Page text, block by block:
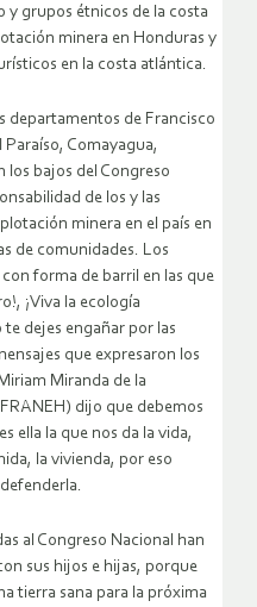
y grupos étnicos de la costa
minera en Honduras y
en la costa atlántica.
departamentos de Francisco
Comayagua,
los bajos del Congreso
de los y las
minera en el país en
de comunidades. Los
forma de barril en las que
¡Viva la ecología
dejes engañar por las
que expresaron los
Miranda de la
dijo que debemos
ella la que nos da la vida,
la vivienda, por eso
al Congreso Nacional han
sus hijos e hijas, porque
tierra sana para la próxima